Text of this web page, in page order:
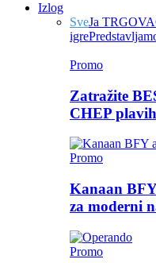
Izlog
SveJa
igre
Promo
Zatražite
CHEP
Promo
Kanaan
za moderni
Promo